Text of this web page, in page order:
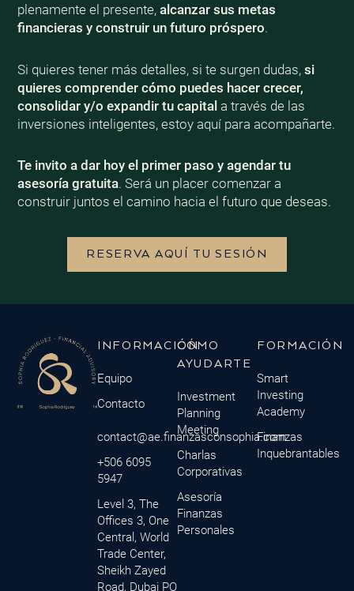
plenamente el presente, alcanzar sus metas
financieras y construir un futuro próspero.
Si quieres tener más detalles, si te surgen dudas, si
quieres comprender cómo puedes hacer crecer,
consolidar y/o expandir tu capitala través de las
inversiones inteligentes, estoy aquí para acompañarte.
Te invito a dar hoy el primer paso y agendar tu
asesoría gratuita. Será un placer comenzar a
construir juntos el camino hacia el futuro que deseas.
RESERVA AQUÍ TU SESIÓN
INFORMACIÓN
Equipo
Contacto
contact@ae.finanzasconsophia.com
+506 6095
5947
Level 3, The
Offices 3, One
Central, World
Trade Center,
Sheikh Zayed
Road, Dubai PO
CÓMO
AYUDARTE
Investment
Planning
Meeting
Charlas
Corporativas
Asesoría
Finanzas
Personales
FORMACIÓN
Smart
Investing
Academy
Finanzas
Inquebrantables